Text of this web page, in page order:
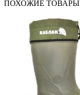
ПОХОЖИЕ ТОВАРЫ